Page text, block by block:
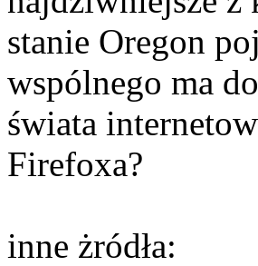
stanie Oregon
wspólnego ma
świata
Firefoxa?
inne żródła: